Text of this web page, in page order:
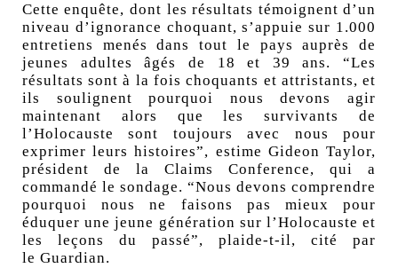
Cette enquête, dont les résultats témoignent d’un
niveau d’ignorance choquant, s’appuie sur 1.000
entretiens menés dans tout le pays auprès de
jeunes adultes âgés de 18 et 39 ans. “Les
résultats sont à la fois choquants et attristants, et
ils soulignent pourquoi nous devons agir
maintenant alors que les survivants de
l’Holocauste sont toujours avec nous pour
exprimer leurs histoires”, estime Gideon Taylor,
président de la Claims Conference, qui a
commandé le sondage. “Nous devons comprendre
pourquoi nous ne faisons pas mieux pour
éduquer une jeune génération sur l’Holocauste et
les leçons du passé”, plaide-t-il, cité par
le Guardian.